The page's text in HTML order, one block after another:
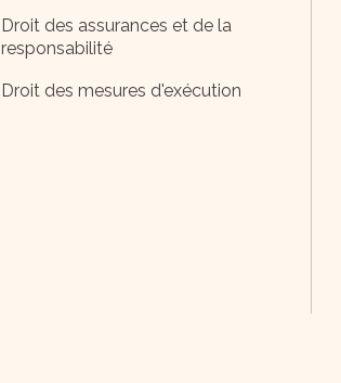
Droit des assurances et de la
responsabilité
Droit des mesures d'exécution